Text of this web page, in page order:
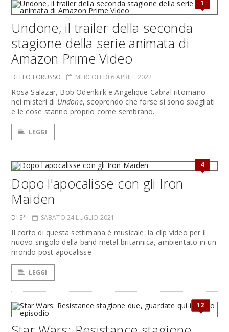
1
Undone, il trailer della seconda
stagione della serie animata di
Amazon Prime Video
DI LEO LORUSSO MERCOLEDÌ 6 APRILE 2022
Rosa Salazar, Bob Odenkirk e Angelique Cabral ritornano
nei misteri di Undone, scoprendo che forse si sono sbagliati
e le cose stanno proprio come sembrano.
LEGGI
4
Dopo l'apocalisse con gli Iron
Maiden
DI S* SABATO 24 LUGLIO 2021
Il corto di questa settimana è musicale: la clip video per il
nuovo singolo della band metal britannica, ambientato in un
mondo post apocalisse
LEGGI
12